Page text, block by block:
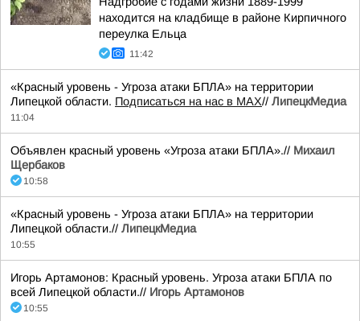
находится на кладбище в районе Кирпичного
переулка Ельца
11:42
«Красный уровень - Угроза атаки БПЛА» на территории
Липецкой области. Подписаться на нас в МАХ// ЛипецкМедиа
11:04
Объявлен красный уровень «Угроза атаки БПЛА».// Михаил
Щербаков
10:58
«Красный уровень - Угроза атаки БПЛА» на территории
Липецкой области.// ЛипецкМедиа
10:55
Игорь Артамонов: Красный уровень. Угроза атаки БПЛА по
всей Липецкой области.// Игорь Артамонов
10:55